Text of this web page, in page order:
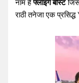
नाम हैफ्लाइंग बीस्टजिस
राठी तनेजा एक